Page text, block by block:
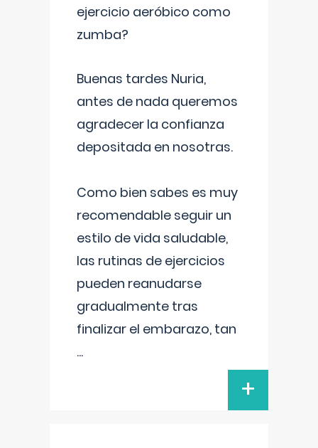
ejercicio aeróbico como
zumba?
Buenas tardes Nuria,
antes de nada queremos
agradecer la confianza
depositada en nosotras.
Como bien sabes es muy
recomendable seguir un
estilo de vida saludable,
las rutinas de ejercicios
pueden reanudarse
gradualmente tras
finalizar el embarazo, tan
...
+